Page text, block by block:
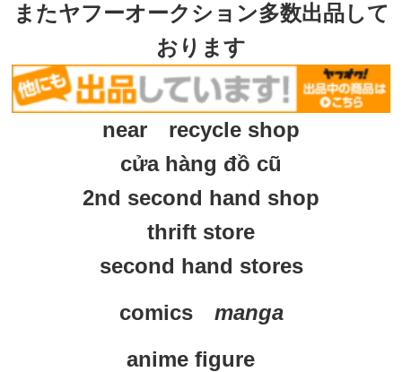
またヤフーオークション多数出品して
おります
near recycle shop
cửa hàng đồ cũ
2nd second hand shop
thrift store
second hand stores
comics manga
anime figure